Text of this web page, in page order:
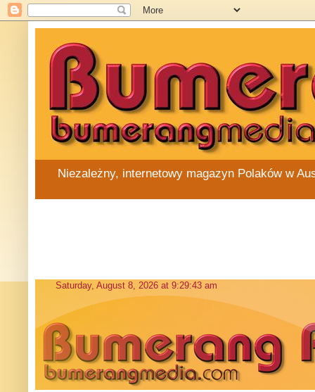
Niezależny, internetowy magazyn Polaków w